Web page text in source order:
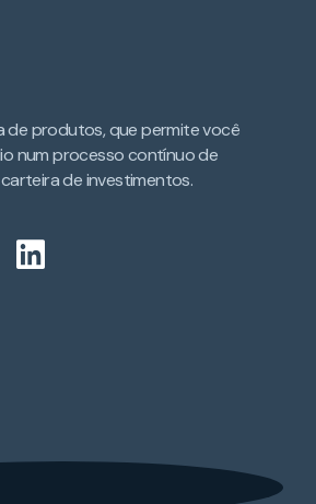
de produtos, que permite você
num processo contínuo de
de investimentos.​